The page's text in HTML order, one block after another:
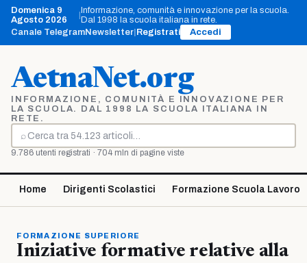
Vai
contenuto
Domenica 9
Agosto 2026
|Informazione, comunità e innovazione per la scuola.
Dal 1998 la scuola italiana in rete.
Canale TelegramNewsletter Registrati Accedi
AetnaNet.org
INFORMAZIONE, COMUNITÀ E INNOVAZIONE PER
LA SCUOLA. DAL 1998 LA SCUOLA ITALIANA IN
RETE.
⌕
Cerca
9.786 utenti registrati · 704 mln di pagine viste
Home Dirigenti Scolastici Formazione Scuola Lavoro
FORMAZIONE SUPERIORE
Iniziative formative relative alla